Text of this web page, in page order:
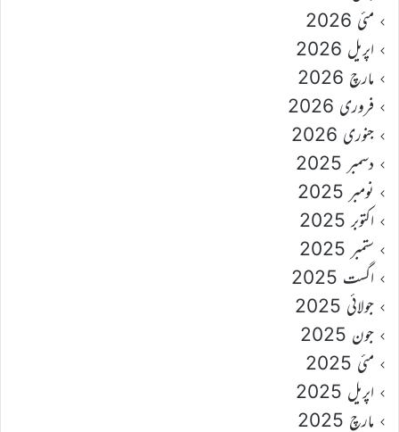
مئی 2026
اپریل 2026
مارچ 2026
فروری 2026
جنوری 2026
دسمبر 2025
نومبر 2025
اکتوبر 2025
ستمبر 2025
اگست 2025
جولائی 2025
جون 2025
مئی 2025
اپریل 2025
مارچ 2025